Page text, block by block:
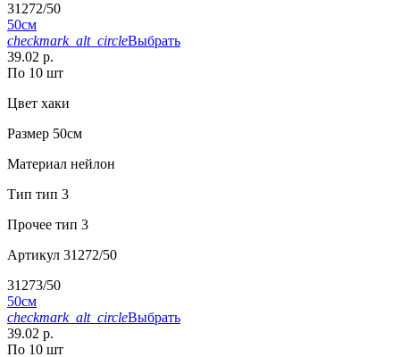
31272/50
50см
checkmark_alt_circleВыбрать
39.02 р.
По 10 шт
Цвет хаки
Размер 50см
Материал нейлон
Тип тип 3
Прочее тип 3
Артикул 31272/50
31273/50
50см
checkmark_alt_circleВыбрать
39.02 р.
По 10 шт